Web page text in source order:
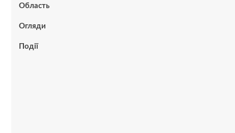
Область
Огляди
Події